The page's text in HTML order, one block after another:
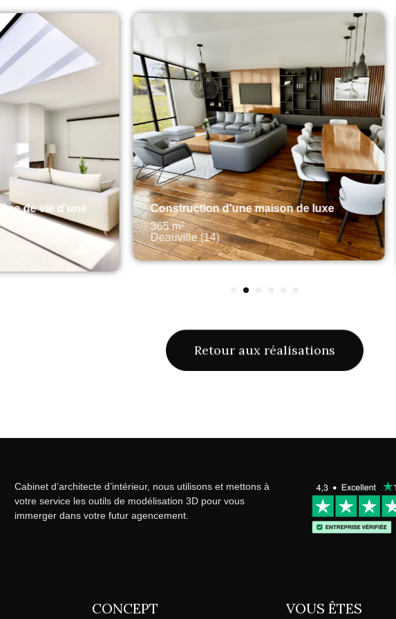
d’une
Construction d'une maison de luxe
365 m²
Deauville (14)
55
5
Retour aux réalisations
Cabinet d’architecte d’intérieur, nous utilisons et mettons à
votre service les outils de modélisation 3D pour vous
immerger dans votre futur agencement.
CONCEPT VOUS ÊTES